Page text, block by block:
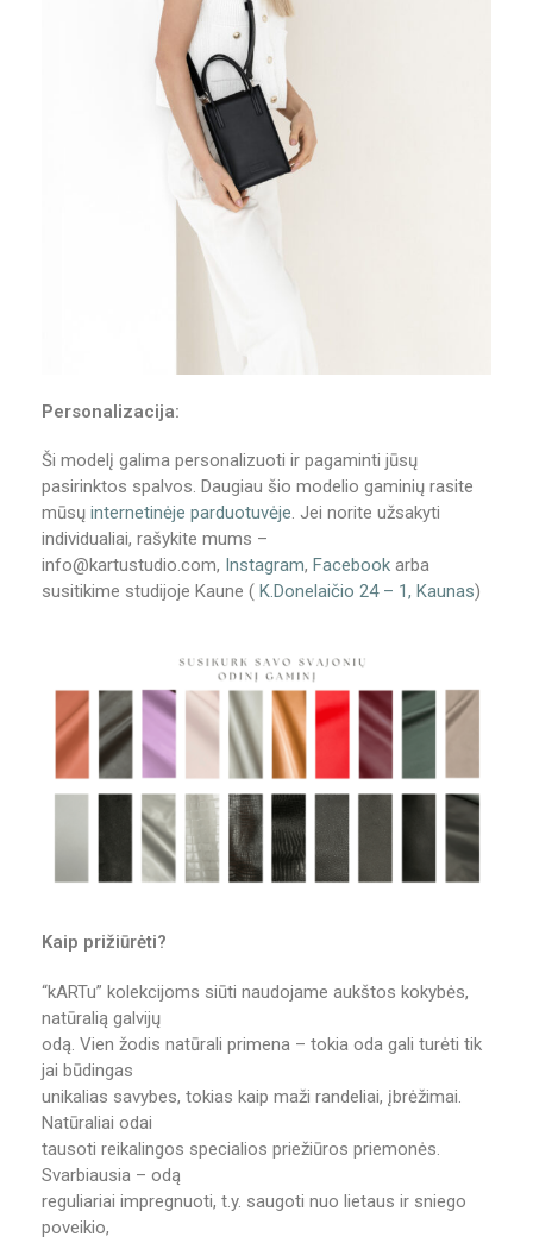
Personalizacija:
Ši modelį galima personalizuoti ir pagaminti jūsų
pasirinktos spalvos. Daugiau šio modelio gaminių rasite
mūsų internetinėje parduotuvėje. Jei norite užsakyti
individualiai, rašykite mums –
info@kartustudio.com, Instagram, Facebook arba
susitikime studijoje Kaune ( K.Donelaičio 24 – 1, Kaunas)
Kaip prižiūrėti?
“kARTu” kolekcijoms siūti naudojame aukštos kokybės,
natūralią galvijų
odą. Vien žodis natūrali primena – tokia oda gali turėti tik
jai būdingas
unikalias savybes, tokias kaip maži randeliai, įbrėžimai.
Natūraliai odai
tausoti reikalingos specialios priežiūros priemonės.
Svarbiausia – odą
reguliariai impregnuoti, t.y. saugoti nuo lietaus ir sniego
poveikio,